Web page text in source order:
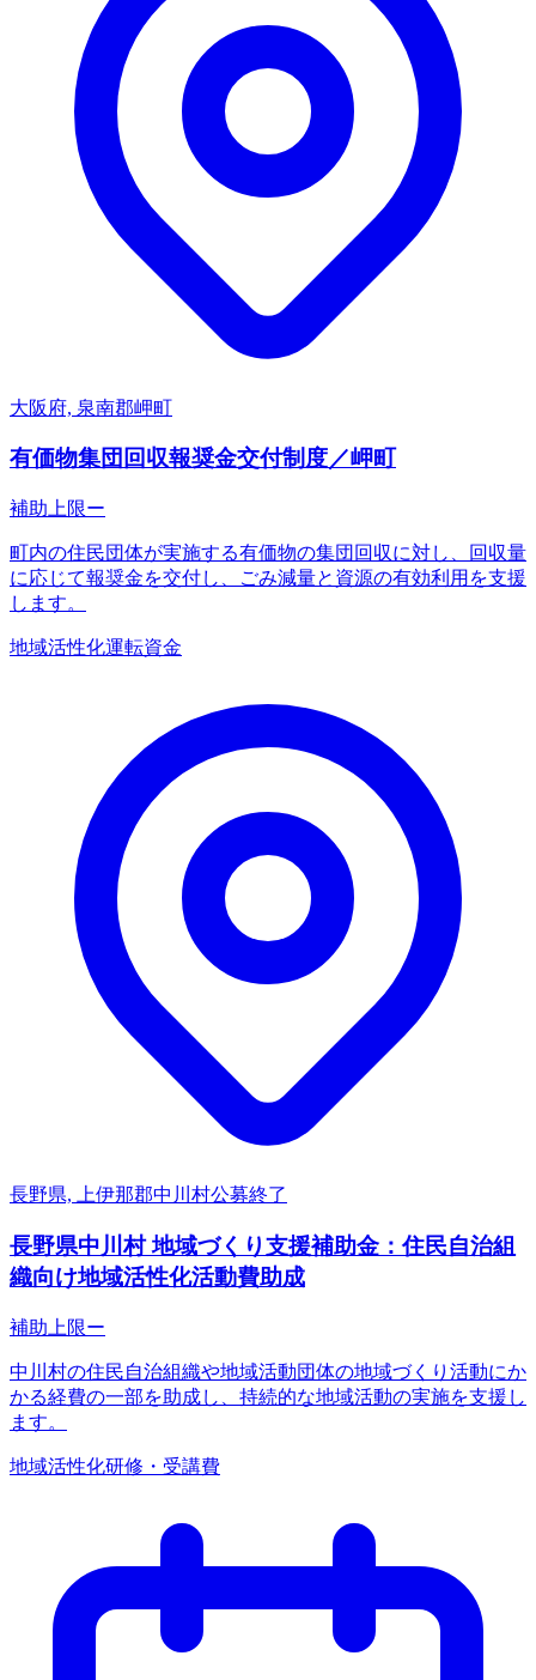
大阪府, 泉南郡岬町
有価物集団回収報奨金交付制度／岬町
補助上限ー
町内の住民団体が実施する有価物の集団回収に対し、回収量
に応じて報奨金を交付し、ごみ減量と資源の有効利用を支援
します。
地域活性化運転資金
長野県, 上伊那郡中川村公募終了
長野県中川村 地域づくり支援補助金：住民自治組
織向け地域活性化活動費助成
補助上限ー
中川村の住民自治組織や地域活動団体の地域づくり活動にか
かる経費の一部を助成し、持続的な地域活動の実施を支援し
ます。
地域活性化研修・受講費